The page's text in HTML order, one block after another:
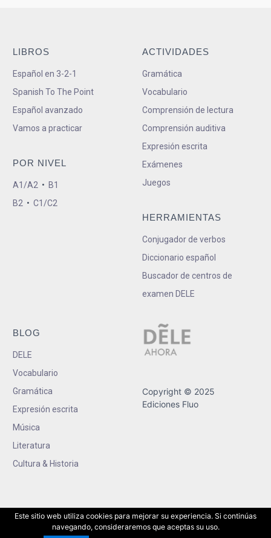
LIBROS
Español en 3-2-1
Spanish To The Point
Español avanzado
Vamos a practicar
POR NIVEL
A1/A2 • B1
B2 • C1/C2
ACTIVIDADES
Gramática
Vocabulario
Comprensión de lectura
Comprensión auditiva
Expresión escrita
Exámenes
Juegos
HERRAMIENTAS
Conjugador de verbos
Diccionario español
Buscador de centros de
examen DELE
BLOG
DELE
Vocabulario
Gramática
Expresión escrita
Música
Literatura
Cultura & Historia
Copyright © 2025
Ediciones Fluo
Este sitio web utiliza cookies para mejorar su experiencia. Si continúas
navegando, consideraremos que aceptas su uso.